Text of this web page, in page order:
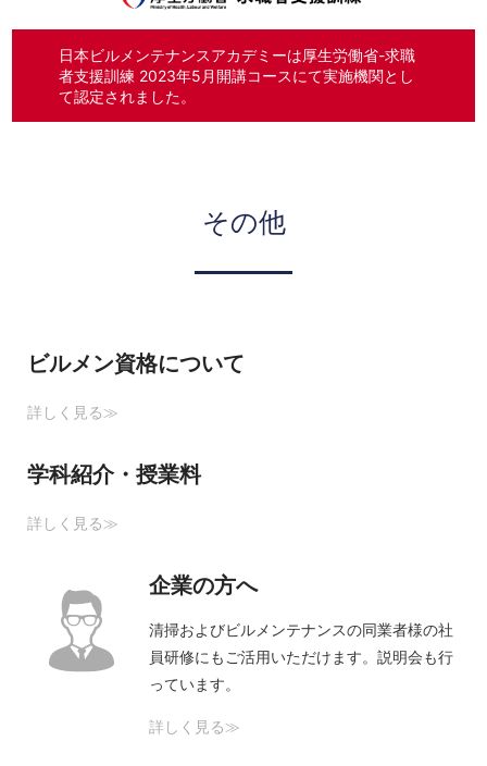
日本ビルメンテナンスアカデミーは厚生労働省-求職
者支援訓練 2023年5月開講コースにて実施機関とし
て認定されました。
その他
ビルメン資格について
詳しく見る≫
学科紹介・授業料
詳しく見る≫
企業の方へ
清掃およびビルメンテナンスの同業者様の社
員研修にもご活用いただけます。説明会も行
っています。
詳しく見る≫